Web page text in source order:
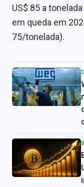
US$ 85 a
em queda em
75/tonelada).